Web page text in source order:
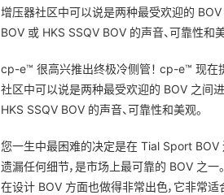
增压器社区中可以说是两种最受欢迎​​的
BOV 或 HKS SSQV BOV 的声音、可靠性和美
cp-e™ 很高兴推出终极冷侧管！ cp-e™ 现在
社区中可以说是两种最受欢迎​​的 BOV 之间
HKS SSQV BOV 的声音、可靠性和美观。
您一生中最困难的决定是在 Tial Sport BOV
遗漏任何细节，是市场上最可靠的 BOV 之一
在设计 BOV 方面也做得非常出色，它非常适